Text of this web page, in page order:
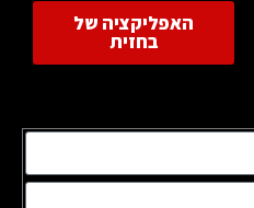
האפליקציה של
בחזית